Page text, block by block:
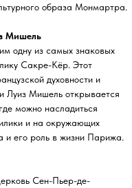
образа Монмартра.
Мишель
одну из самых знаковых
Сакре-Кёр. Этот
духовности и
Луиз Мишель открывается
можно насладиться
и на окружающих
и его роль в жизни Парижа.
Сен-Пьер-де-